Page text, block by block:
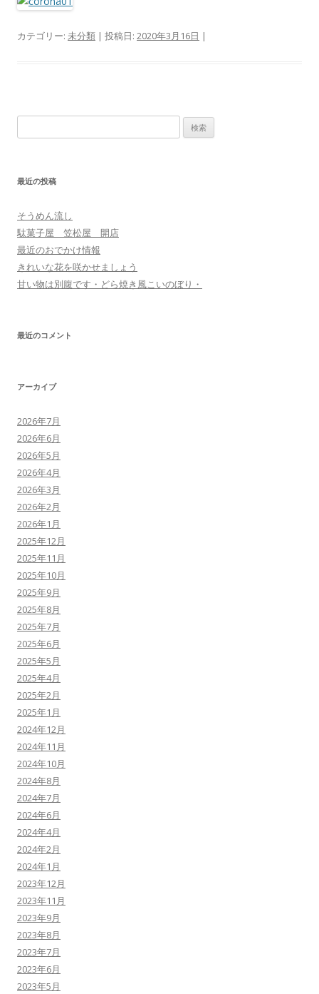
カテゴリー: 未分類 | 投稿日: 2020年3月16日 |
索
最近の投稿
そうめん流し
駄菓子屋 笠松屋 開店
最近のおでかけ情報
きれいな花を咲かせましょう
甘い物は別腹です・どら焼き風こいのぼり・
最近のコメント
アーカイブ
2026年7月
2026年6月
2026年5月
2026年4月
2026年3月
2026年2月
2026年1月
2025年12月
2025年11月
2025年10月
2025年9月
2025年8月
2025年7月
2025年6月
2025年5月
2025年4月
2025年2月
2025年1月
2024年12月
2024年11月
2024年10月
2024年8月
2024年7月
2024年6月
2024年4月
2024年2月
2024年1月
2023年12月
2023年11月
2023年9月
2023年8月
2023年7月
2023年6月
2023年5月